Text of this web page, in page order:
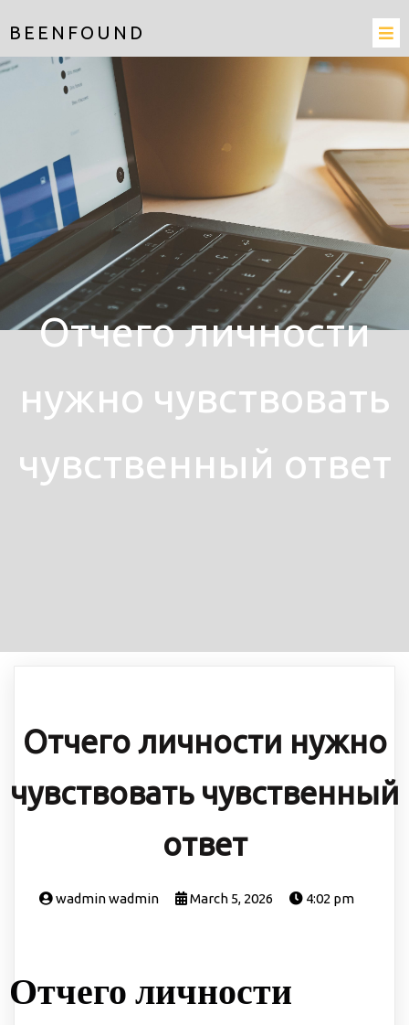
BEENFOUND
Отчего личности
нужно чувствовать
чувственный ответ
Отчего личности нужно
чувствовать чувственный
ответ
wadmin wadmin March 5, 2026 4:02 pm
Отчего личности